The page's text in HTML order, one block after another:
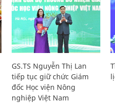
GS.TS Nguyễn Thị Lan
tiếp tục giữ chức Giám
đốc Học viện Nông
nghiệp Việt Nam